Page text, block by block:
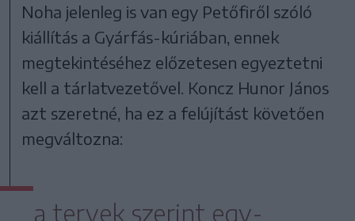
Noha jelenleg is van egy Petőfiről szóló
kiállítás a Gyárfás-kúriában, ennek
megtekintéséhez előzetesen egyeztetni
kell a tárlatvezetővel. Koncz Hunor János
azt szeretné, ha ez a felújítást követően
megváltozna:
a tervek szerint egy-